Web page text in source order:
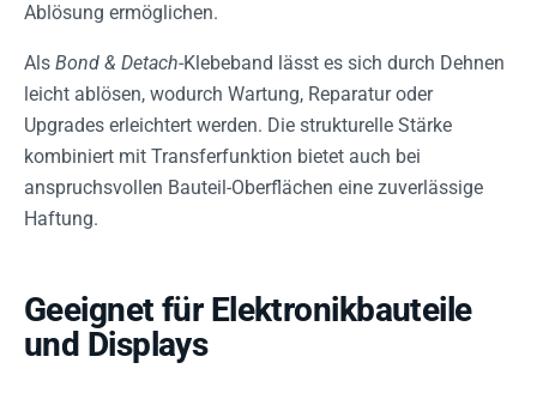
Ablösung ermöglichen.
Als Bond & Detach-Klebeband lässt es sich durch Dehnen
leicht ablösen, wodurch Wartung, Reparatur oder
Upgrades erleichtert werden. Die strukturelle Stärke
kombiniert mit Transferfunktion bietet auch bei
anspruchsvollen Bauteil-Oberflächen eine zuverlässige
Haftung.
Geeignet für Elektronikbauteile
und Displays